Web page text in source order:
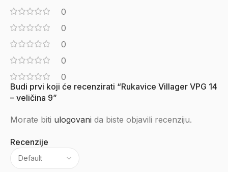
0
0
0
0
0
Recenzije
Budi prvi koji će recenzirati “Rukavice Villager VPG 14
– veličina 9”
Morate biti ulogovani da biste objavili recenziju.